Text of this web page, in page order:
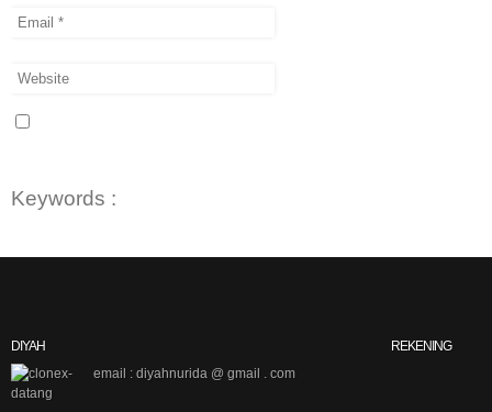
Keywords :
DIYAH
email : diyahnurida @ gmail . com
REKENING